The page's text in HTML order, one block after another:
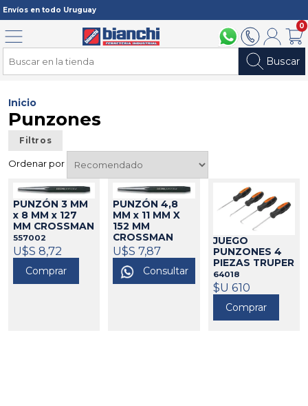
Envíos en todo Uruguay
094 211 1122902 2902Mi cuenta
0
Buscar
Menú
Inicio
Punzones
Filtros
Ordenar por
PUNZÓN 3 MM
x 8 MM x 127
MM CROSSMAN
557002
U$S 8,72
Comprar
PUNZÓN 4,8
MM x 11 MM X
152 MM
CROSSMAN
557003
U$S 7,87
Consultar
JUEGO
PUNZONES 4
PIEZAS TRUPER
64018
$U 610
Comprar